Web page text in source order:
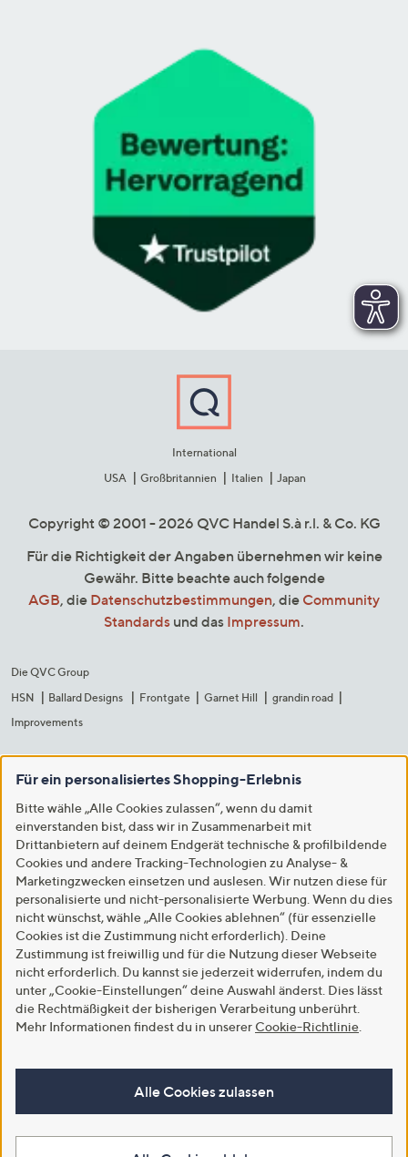
International
USA
Großbritannien Italien Japan
Copyright © 2001 - 2026 QVC Handel S.à r.l. & Co. KG
Für die Richtigkeit der Angaben übernehmen wir keine
Gewähr. Bitte beachte auch folgende
AGB, die Datenschutzbestimmungen, die Community
Standards und das Impressum.
Die QVC Group
HSN
Ballard Designs Frontgate Garnet Hill
grandin road
Improvements
Für ein personalisiertes Shopping-Erlebnis
Bitte wähle „Alle Cookies zulassen“, wenn du damit
einverstanden bist, dass wir in Zusammenarbeit mit
Drittanbietern auf deinem Endgerät technische & profilbildende
Cookies und andere Tracking-Technologien zu Analyse- &
Marketingzwecken einsetzen und auslesen. Wir nutzen diese für
personalisierte und nicht-personalisierte Werbung. Wenn du dies
nicht wünschst, wähle „Alle Cookies ablehnen“ (für essenzielle
Cookies ist die Zustimmung nicht erforderlich). Deine
Zustimmung ist freiwillig und für die Nutzung dieser Webseite
nicht erforderlich. Du kannst sie jederzeit widerrufen, indem du
unter „Cookie-Einstellungen“ deine Auswahl änderst. Dies lässt
die Rechtmäßigkeit der bisherigen Verarbeitung unberührt.
Mehr Informationen findest du in unserer Cookie-Richtlinie
Alle Cookies zulassen